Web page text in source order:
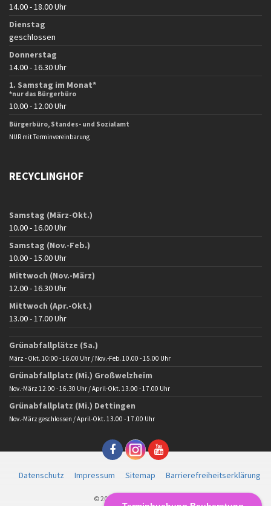
14.00 - 18.00 Uhr
Dienstag
geschlossen
Donnerstag
14.00 - 16.30 Uhr
1. Samstag im Monat*
*nur das Bürgerbüro
10.00 - 12.00 Uhr
Bürgerbüro, Standes- und Sozialamt
NUR mit Terminvereinbarung
RECYCLINGHOF
Samstag (März-Okt.)
10.00 - 16.00 Uhr
Samstag (Nov.-Feb.)
10.00 - 15.00 Uhr
Mittwoch (Nov.-März)
12.00 - 16.30 Uhr
Mittwoch (Apr.-Okt.)
13.00 - 17.00 Uhr
Grünabfallplätze (Sa.)
März - Okt. 10:00 - 16.00 Uhr / Nov.-Feb. 10.00 - 15.00 Uhr
Grünabfallplatz (Mi.) Großwelzheim
Nov.-März 12.00 - 16.30 Uhr / April-Okt. 13.00 - 17.00 Uhr
Grünabfallplatz (Mi.) Dettingen
Nov.-März geschlossen / April-Okt. 13.00 - 17.00 Uhr
Datenschutz Impressum Sitemap Barrierefreiheitserklärung
© 2025 Gemeinde Karlstein